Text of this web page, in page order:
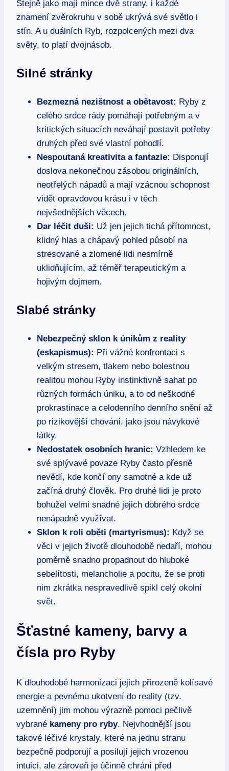
Stejně jako mají mince dvě strany, i každé
znamení zvěrokruhu v sobě ukrývá své světlo i
stín. A u duálních Ryb, rozpolcených mezi dva
světy, to platí dvojnásob.
Silné stránky
Bezmezná nezištnost a obětavost: Ryby z
celého srdce rády pomáhají potřebným a v
kritických situacích neváhají postavit potřeby
druhých před své vlastní pohodlí.
Nespoutaná kreativita a fantazie: Disponují
doslova nekonečnou zásobou originálních,
neotřelých nápadů a mají vzácnou schopnost
vidět opravdovou krásu i v těch
nejvšednějších věcech.
Dar léčit duši: Už jen jejich tichá přítomnost,
klidný hlas a chápavý pohled působí na
stresované a zlomené lidi nesmírně
uklidňujícím, až téměř terapeutickým a
hojivým dojmem.
Slabé stránky
Nebezpečný sklon k únikům z reality
(eskapismus): Při vážné konfrontaci s
velkým stresem, tlakem nebo bolestnou
realitou mohou Ryby instinktivně sahat po
různých formách úniku, a to od neškodné
prokrastinace a celodenního denního snění až
po rizikovější chování, jako jsou návykové
látky.
Nedostatek osobních hranic: Vzhledem ke
své splývavé povaze Ryby často přesně
nevědí, kde končí ony samotné a kde už
začíná druhý člověk. Pro druhé lidi je proto
bohužel velmi snadné jejich dobrého srdce
nenápadně využívat.
Sklon k roli oběti (martyrismus): Když se
věci v jejich životě dlouhodobě nedaří, mohou
poměrně snadno propadnout do hluboké
sebelítosti, melancholie a pocitu, že se proti
nim zkrátka nespravedlivě spikl celý okolní
svět.
Šťastné kameny, barvy a
čísla pro Ryby
K dlouhodobé harmonizaci jejich přirozeně kolísavé
energie a pevnému ukotvení do reality (tzv.
uzemnění) jim mohou výrazně pomoci pečlivě
vybrané kameny pro ryby. Nejvhodnější jsou
takové léčivé krystaly, které na jednu stranu
bezpečně podporují a posilují jejich vrozenou
intuici, ale zároveň je účinně chrání před